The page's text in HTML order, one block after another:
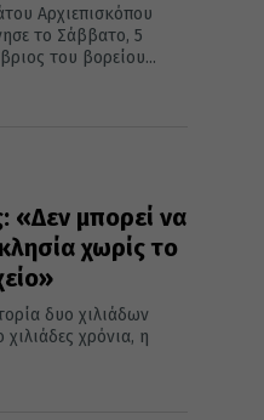
Αρχιεπισκόπου
το Σάββατο, 5
του βορείου...
«Δεν μπορεί να
χωρίς το
δυο χιλιάδων
χρόνια, η